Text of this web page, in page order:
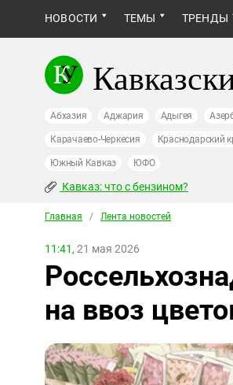
НОВОСТИ ТЕМЫ ТРЕНДЫ
Абхазия Аджария Адыгея
Карачаево-Черкесия Краснодарский
Южный Кавказ ЮФО
Кавказ: что с бензином?
Главная / Лента новостей
11:41, 21 мая 2026
на ввоз